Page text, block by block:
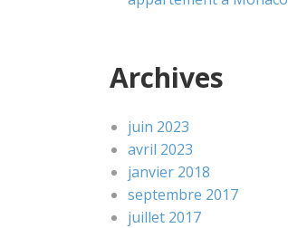
Archives
juin 2023
avril 2023
janvier 2018
septembre 2017
juillet 2017